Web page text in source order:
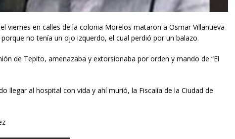
viernes en calles de la colonia Morelos mataron a Osmar Villanueva
no tenía un ojo izquerdo, el cual perdió por un balazo.
de Tepito, amenazaba y extorsionaba por orden y mando de “El
llegar al hospital con vida y ahí murió, la Fiscalía de la Ciudad de